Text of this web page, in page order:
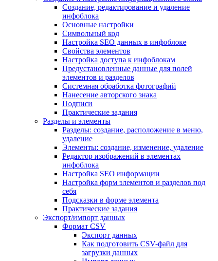
Создание, редактирование и удаление
инфоблока
Основные настройки
Символьный код
Настройка SEO данных в инфоблоке
Свойства элементов
Настройка доступа к инфоблокам
Предустановленные данные для полей
элементов и разделов
Системная обработка фотографий
Нанесение авторского знака
Подписи
Практические задания
Разделы и элементы
Разделы: создание, расположение в меню,
удаление
Элементы: создание, изменение, удаление
Редактор изображений в элементах
инфоблока
Настройка SEO информации
Настройка форм элементов и разделов под
себя
Подсказки в форме элемента
Практические задания
Экспорт/импорт данных
Формат CSV
Экспорт данных
Как подготовить CSV-файл для
загрузки данных